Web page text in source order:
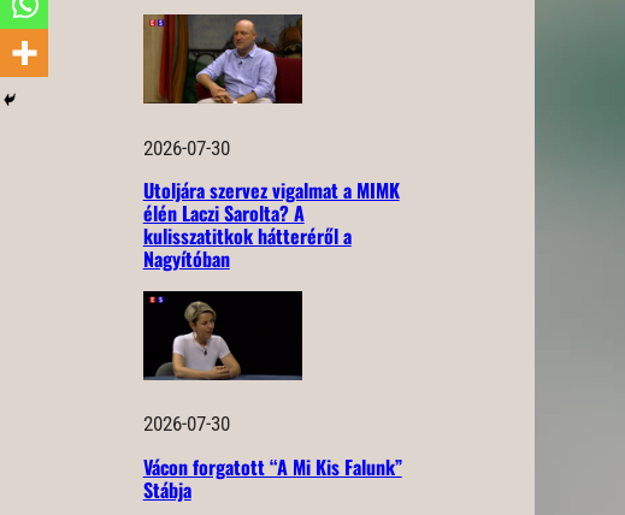
2026-07-30
Utoljára szervez vigalmat a MIMK
élén Laczi Sarolta? A
kulisszatitkok hátteréről a
Nagyítóban
2026-07-30
Vácon forgatott “A Mi Kis Falunk”
Stábja